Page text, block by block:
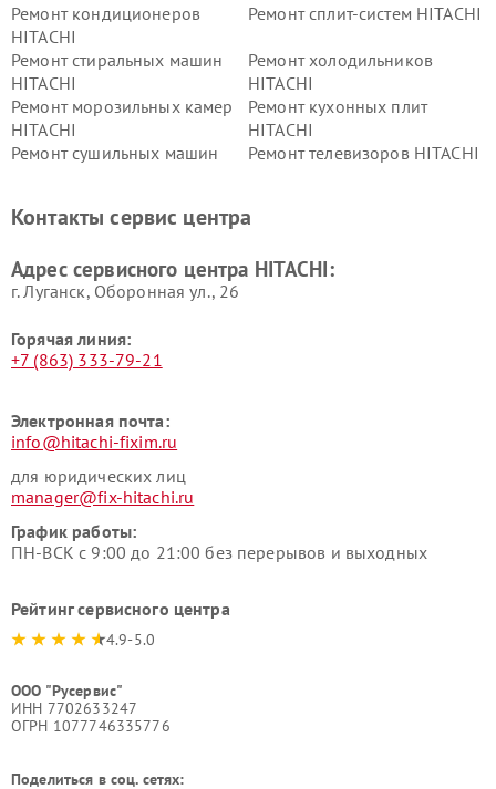
Ремонт кондиционеров
HITACHI
Ремонт сплит-систем HITACHI
Ремонт стиральных машин
HITACHI
Ремонт холодильников
HITACHI
Ремонт морозильных камер
HITACHI
Ремонт кухонных плит
HITACHI
Ремонт сушильных машин
Ремонт телевизоров HITACHI
данных HITACHI
HITACHI
HITACHI
HITACHI
Контакты сервис центра
Адрес сервисного центра HITACHI:
г. Луганск, Оборонная ул., 26
Горячая линия:
+7 (863) 333-79-21
Электронная почта:
info@hitachi-fixim.ru
для юридических лиц
manager@fix-hitachi.ru
График работы:
ПН-ВСК с 9:00 до 21:00 без перерывов и выходных
Рейтинг сервисного центра
4.9-5.0
ООО "Русервис"
ИНН 7702633247
ОГРН 1077746335776
Поделиться в соц. сетях: